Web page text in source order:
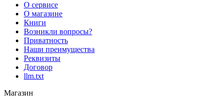
О сервисе
О магазине
Книги
Возникли вопросы?
Приватность
Наши преимущества
Реквизиты
Договор
llm.txt
Магазин